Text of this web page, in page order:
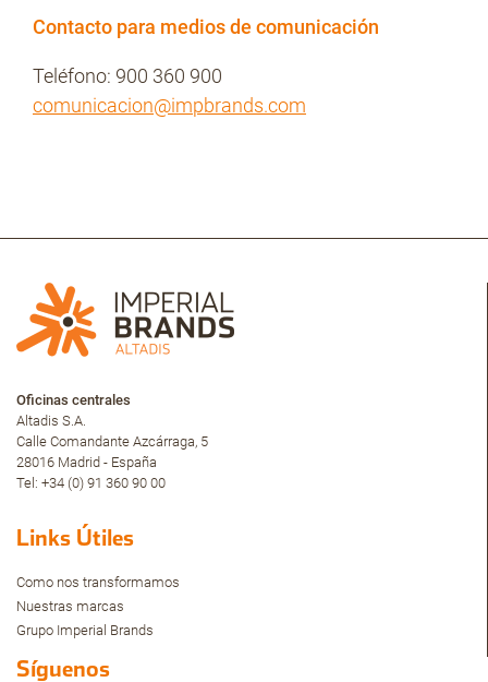
Contacto para medios de comunicación
Teléfono: 900 360 900
comunicacion@impbrands.com
Oficinas centrales
Altadis S.A.
Calle Comandante Azcárraga, 5
28016 Madrid - España
Tel: +34 (0) 91 360 90 00
Links Útiles
Como nos transformamos
Nuestras marcas
Grupo Imperial Brands
Síguenos